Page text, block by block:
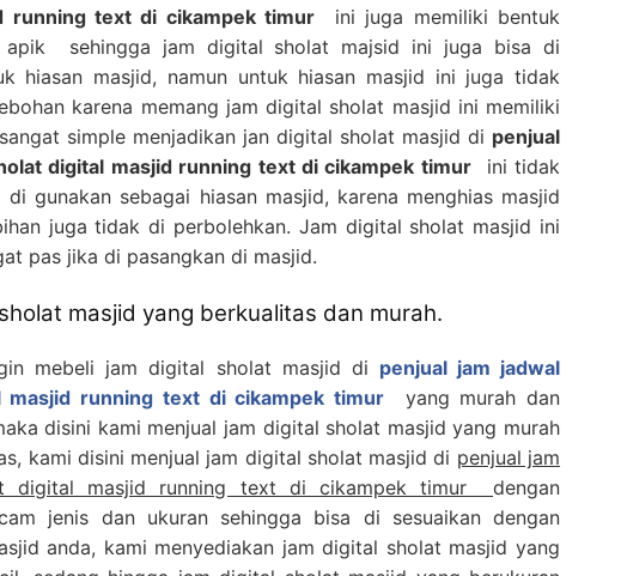
running text di cikampek timur ini juga memiliki bentuk
apik sehingga jam digital sholat majsid ini juga bisa di
hiasan masjid, namun untuk hiasan masjid ini juga tidak
karena memang jam digital sholat masjid ini memiliki
simple menjadikan jan digital sholat masjid di penjual
digital masjid running text di cikampek timurini tidak
di gunakan sebagai hiasan masjid, karena menghias masjid
juga tidak di perbolehkan. Jam digital sholat masjid ini
pas jika di pasangkan di masjid.
masjid yang berkualitas dan murah.
mebeli jam digital sholat masjid di penjual jam jadwal
masjid running text di cikampek timur yang murah dan
disini kami menjual jam digital sholat masjid yang murah
kami disini menjual jam digital sholat masjid di penjual jam
digital masjid running text di cikampek timur dengan
jenis dan ukuran sehingga bisa di sesuaikan dengan
anda, kami menyediakan jam digital sholat masjid yang